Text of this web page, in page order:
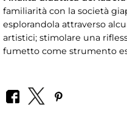
familiarità con la società
esplorandola attraverso
artistici; stimolare una
fumetto come strumento